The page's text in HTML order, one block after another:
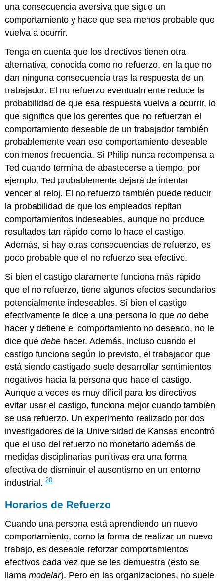
una consecuencia aversiva que sigue un
comportamiento y hace que sea menos probable que
vuelva a ocurrir.
Tenga en cuenta que los directivos tienen otra
alternativa, conocida como no refuerzo, en la que no
dan ninguna consecuencia tras la respuesta de un
trabajador. El no refuerzo eventualmente reduce la
probabilidad de que esa respuesta vuelva a ocurrir, lo
que significa que los gerentes que no refuerzan el
comportamiento deseable de un trabajador también
probablemente vean ese comportamiento deseable
con menos frecuencia. Si Philip nunca recompensa a
Ted cuando termina de abastecerse a tiempo, por
ejemplo, Ted probablemente dejará de intentar
vencer al reloj. El no refuerzo también puede reducir
la probabilidad de que los empleados repitan
comportamientos indeseables, aunque no produce
resultados tan rápido como lo hace el castigo.
Además, si hay otras consecuencias de refuerzo, es
poco probable que el no refuerzo sea efectivo.
Si bien el castigo claramente funciona más rápido
que el no refuerzo, tiene algunos efectos secundarios
potencialmente indeseables. Si bien el castigo
efectivamente le dice a una persona lo queno debe
hacer y detiene el comportamiento no deseado, no le
dice quédebe hacer. Además, incluso cuando el
castigo funciona según lo previsto, el trabajador que
está siendo castigado suele desarrollar sentimientos
negativos hacia la persona que hace el castigo.
Aunque a veces es muy difícil para los directivos
evitar usar el castigo, funciona mejor cuando también
se usa refuerzo. Un experimento realizado por dos
investigadores de la Universidad de Kansas encontró
que el uso del refuerzo no monetario además de
medidas disciplinarias punitivas era una forma
efectiva de disminuir el ausentismo en un entorno
industrial.20
Horarios de Refuerzo
Cuando una persona está aprendiendo un nuevo
comportamiento, como la forma de realizar un nuevo
trabajo, es deseable reforzar comportamientos
efectivos cada vez que se les demuestra (esto se
llamamodelar). Pero en las organizaciones, no suele